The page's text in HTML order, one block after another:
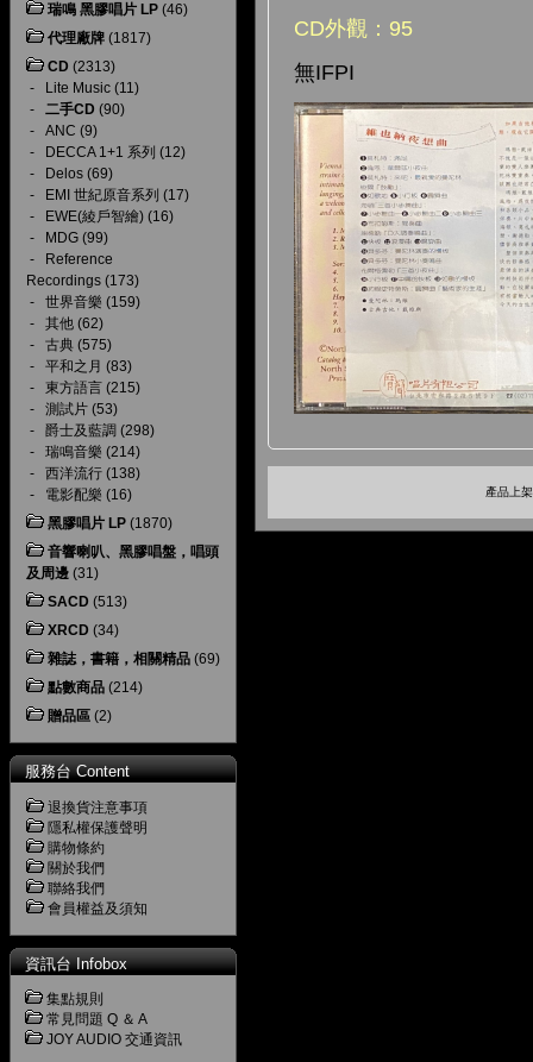
瑞鳴 黑膠唱片 LP (46)
代理廠牌 (1817)
CD (2313)
-
Lite Music (11)
- 二手CD (90)
- ANC (9)
-
DECCA 1+1 系列 (12)
-
Delos (69)
-
EMI 世紀原音系列 (17)
-
EWE(綾戶智繪) (16)
-
MDG (99)
-
Reference
Recordings (173)
- 世界音樂 (159)
- 其他 (62)
- 古典 (575)
- 平和之月 (83)
- 東方語言 (215)
- 測試片 (53)
- 爵士及藍調 (298)
- 瑞鳴音樂 (214)
- 西洋流行 (138)
- 電影配樂 (16)
黑膠唱片 LP (1870)
音響喇叭、黑膠唱盤，唱頭
及周邊 (31)
SACD (513)
XRCD (34)
雜誌，書籍，相關精品 (69)
點數商品 (214)
贈品區 (2)
服務台 Content
退換貨注意事項
隱私權保護聲明
購物條約
關於我們
聯絡我們
會員權益及須知
資訊台 Infobox
集點規則
常見問題 Q ＆ A
JOY AUDIO 交通資訊
CD外觀：95
無IFPI
產品上